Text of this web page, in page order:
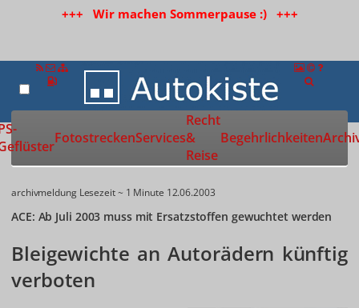
+++ Wir machen Sommerpause :) +++
Zur Startseite
FotostreckenServices
Recht
&
Reise
Begehrlichkeiten
archivmeldung Lesezeit ~ 1 Minute 12.06.2003
ACE: Ab Juli 2003 muss mit Ersatzstoffen gewuchtet werden
Bleigewichte an Autorädern künftig
verboten